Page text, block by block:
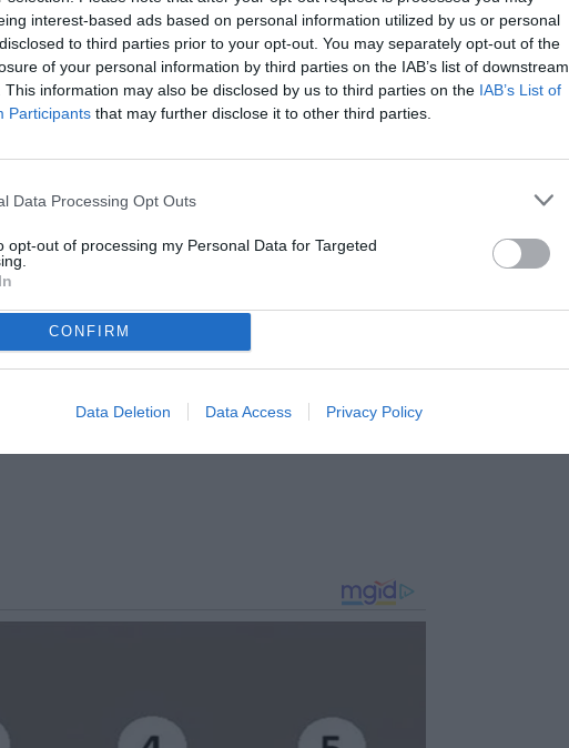
interest-based ads based on personal information utilized by us or personal
to third parties prior to your opt-out. You may separately opt-out of the
of your personal information by third parties on the IAB’s list of downstream
This information may also be disclosed by us to third parties on the IAB’s List of
Participants that may further disclose it to other third parties.
Data Processing Opt Outs
opt-out of processing my Personal Data for Targeted
CONFIRM
Data Deletion Data Access Privacy Policy
. E il club dovrà essere bravo a riuscire a piazzare
della squadra".
e collaboratore di Tuttosport, dove segue l’attualità della